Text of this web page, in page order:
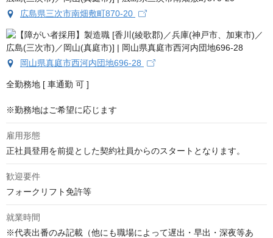
広島県三次市南畑敷町870-20
岡山県真庭市西河内団地696-28
全勤務地 [ 車通勤 可 ]
※勤務地はご希望に応じます
雇用形態
正社員登用を前提とした契約社員からのスタートとなります。
歓迎要件
フォークリフト免許等
就業時間
※代表出番のみ記載（他にも職場によって遅出・早出・深夜等あ